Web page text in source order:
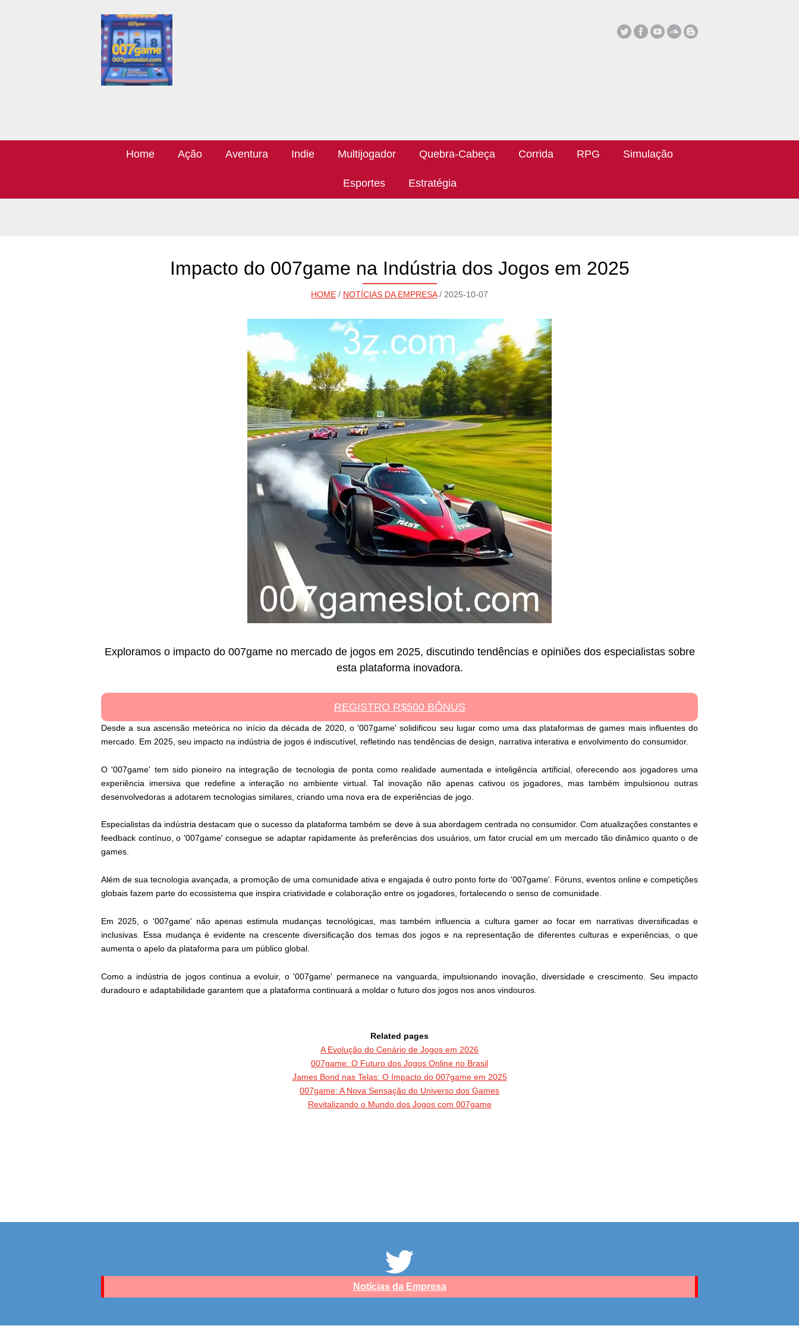
Home Ação Aventura Indie Multijogador Quebra-Cabeça Corrida RPG Simulação
Esportes Estratégia
Impacto do 007game na Indústria dos Jogos em 2025
HOME / NOTÍCIAS DA EMPRESA/ 2025-10-07
Exploramos o impacto do 007game no mercado de jogos em 2025, discutindo tendências e opiniões dos especialistas sobre
esta plataforma inovadora.
REGISTRO R$500 BÔNUS
Desde a sua ascensão meteórica no início da década de 2020, o '007game' solidificou seu lugar como uma das plataformas de games mais influentes do
mercado. Em 2025, seu impacto na indústria de jogos é indiscutível, refletindo nas tendências de design, narrativa interativa e envolvimento do consumidor.
O '007game' tem sido pioneiro na integração de tecnologia de ponta como realidade aumentada e inteligência artificial, oferecendo aos jogadores uma
experiência imersiva que redefine a interação no ambiente virtual. Tal inovação não apenas cativou os jogadores, mas também impulsionou outras
desenvolvedoras a adotarem tecnologias similares, criando uma nova era de experiências de jogo.
Especialistas da indústria destacam que o sucesso da plataforma também se deve à sua abordagem centrada no consumidor. Com atualizações constantes e
feedback contínuo, o '007game' consegue se adaptar rapidamente às preferências dos usuários, um fator crucial em um mercado tão dinâmico quanto o de
games.
Além de sua tecnologia avançada, a promoção de uma comunidade ativa e engajada é outro ponto forte do '007game'. Fóruns, eventos online e competições
globais fazem parte do ecossistema que inspira criatividade e colaboração entre os jogadores, fortalecendo o senso de comunidade.
Em 2025, o '007game' não apenas estimula mudanças tecnológicas, mas também influencia a cultura gamer ao focar em narrativas diversificadas e
inclusivas. Essa mudança é evidente na crescente diversificação dos temas dos jogos e na representação de diferentes culturas e experiências, o que
aumenta o apelo da plataforma para um público global.
Como a indústria de jogos continua a evoluir, o '007game' permanece na vanguarda, impulsionando inovação, diversidade e crescimento. Seu impacto
duradouro e adaptabilidade garantem que a plataforma continuará a moldar o futuro dos jogos nos anos vindouros.
Related pages
A Evolução do Cenário de Jogos em 2026
007game: O Futuro dos Jogos Online no Brasil
James Bond nas Telas: O Impacto do 007game em 2025
007game: A Nova Sensação do Universo dos Games
Revitalizando o Mundo dos Jogos com 007game
Notícias da Empresa